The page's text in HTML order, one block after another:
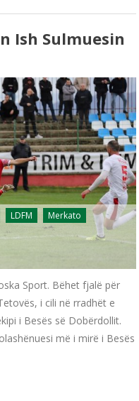
Ish Sulmuesin
LDFM
Merkato
Sport. Bëhet fjalë për
i cili në rradhët e
i Besës së Dobërdollit.
më i mirë i Besës